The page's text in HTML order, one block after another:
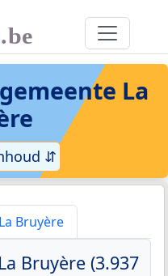
gemeente La
⇵
Bruyère
Bruyère (3.937